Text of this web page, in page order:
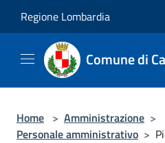
Regione Lombardia
Comune di
Home > Amministrazione >
Personale amministrativo >